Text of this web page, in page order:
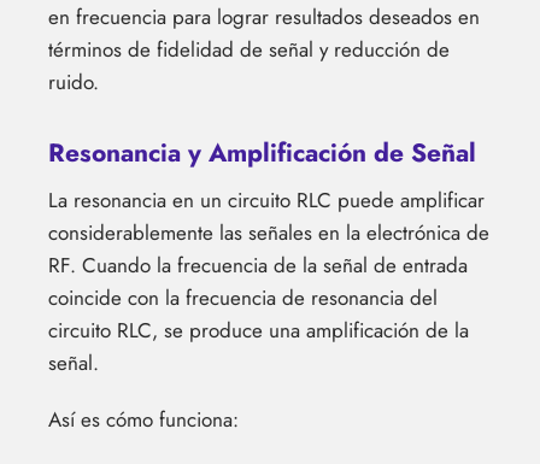
en frecuencia para lograr resultados deseados en
términos de fidelidad de señal y reducción de
ruido.
Resonancia y Amplificación de Señal
La resonancia en un circuito RLC puede amplificar
considerablemente las señales en la electrónica de
RF. Cuando la frecuencia de la señal de entrada
coincide con la frecuencia de resonancia del
circuito RLC, se produce una amplificación de la
señal.
Así es cómo funciona: